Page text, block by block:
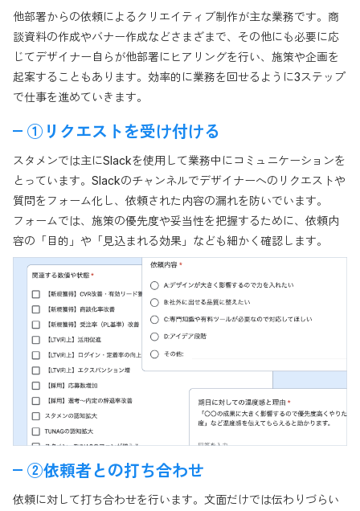
他部署からの依頼によるクリエイティブ制作が主な業務です。商
談資料の作成やバナー作成などさまざまで、その他にも必要に応
じてデザイナー自らが他部署にヒアリングを行い、施策や企画を
起案することもあります。効率的に業務を回せるように3ステップ
で仕事を進めていきます。
①リクエストを受け付ける
スタメンでは主にSlackを使用して業務中にコミュニケーションを
とっています。Slackのチャンネルでデザイナーへのリクエストや
質問をフォーム化し、依頼された内容の漏れを防いでいます。
フォームでは、施策の優先度や妥当性を把握するために、依頼内
容の「目的」や「見込まれる効果」なども細かく確認します。
②依頼者との打ち合わせ
依頼に対して打ち合わせを行います。文面だけでは伝わりづらい